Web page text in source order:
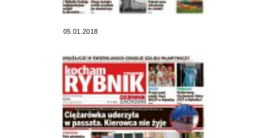
05.01.2018